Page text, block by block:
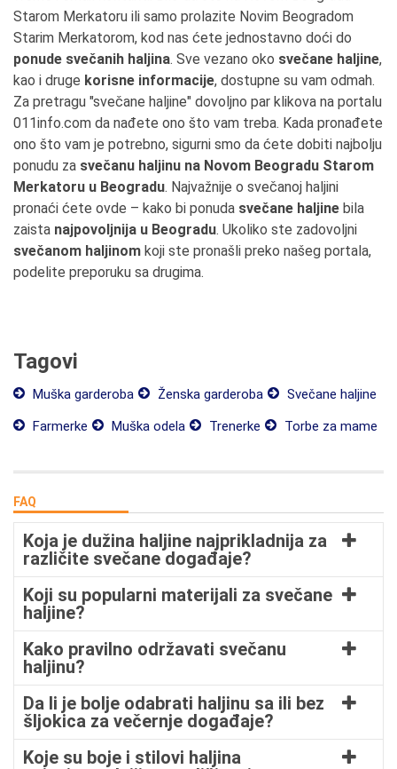
Starom Merkatoru ili samo prolazite Novim Beogradom
Starim Merkatorom, kod nas ćete jednostavno doći do
ponude svečanih haljina. Sve vezano oko svečane haljine,
kao i druge korisne informacije, dostupne su vam odmah.
Za pretragu "svečane haljine" dovoljno par klikova na portalu
011info.com da nađete ono što vam treba. Kada pronađete
ono što vam je potrebno, sigurni smo da ćete dobiti najbolju
ponudu za svečanu haljinu na Novom Beogradu Starom
Merkatoru u Beogradu. Najvažnije o svečanoj haljini
pronaći ćete ovde – kako bi ponuda svečane haljine bila
zaista najpovoljnija u Beogradu. Ukoliko ste zadovoljni
svečanom haljinom koji ste pronašli preko našeg portala,
podelite preporuku sa drugima.
Tagovi
Muška garderoba Ženska garderoba
Svečane haljine
Farmerke
Muška odela Trenerke Torbe za mame
FAQ
Koja je dužina haljine najprikladnija za
različite svečane događaje?
Koji su popularni materijali za svečane
haljine?
Kako pravilno održavati svečanu
haljinu?
Da li je bolje odabrati haljinu sa ili bez
šljokica za večernje događaje?
Koje su boje i stilovi haljina